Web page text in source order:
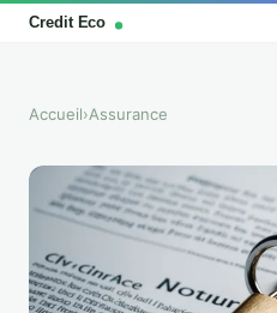
Accueil›Assurance